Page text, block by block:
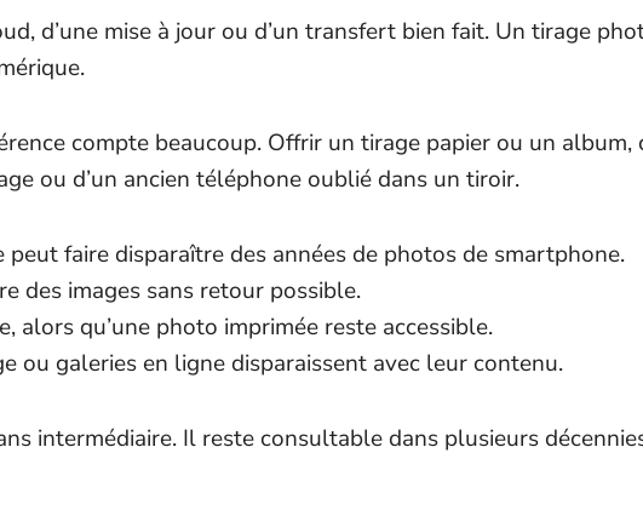
d’une mise à jour ou d’un transfert bien fait. Un tirage
compte beaucoup. Offrir un tirage papier ou un album,
ou d’un ancien téléphone oublié dans un tiroir.
faire disparaître des années de photos de smartphone.
des images sans retour possible.
alors qu’une photo imprimée reste accessible.
ou galeries en ligne disparaissent avec leur contenu.
intermédiaire. Il reste consultable dans plusieurs